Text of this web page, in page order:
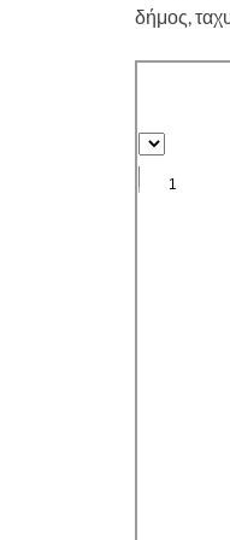
δήμος,